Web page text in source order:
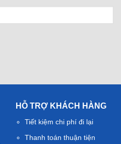
HỖ TRỢ KHÁCH HÀNG
Tiết kiệm chi phí đi lại
Thanh toán thuận tiện